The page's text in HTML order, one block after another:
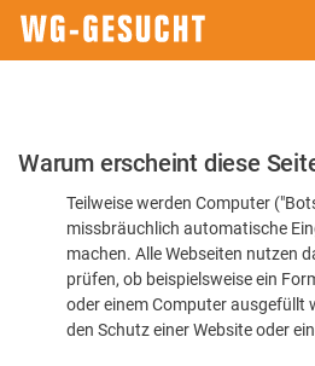
Bitte
dass
Warum erscheint diese
Teilweise werden Computer
missbräuchlich automatische
machen. Alle Webseiten nutzen
prüfen, ob beispielsweise ein
oder einem Computer ausgefüllt
den Schutz einer Website oder